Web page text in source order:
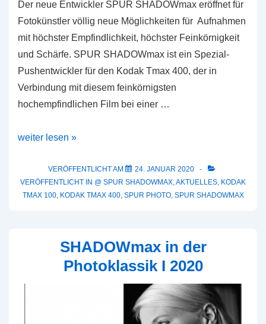
Der neue Entwickler SPUR SHADOWmax eröffnet für
Fotokünstler völlig neue Möglichkeiten für Aufnahmen
mit höchster Empfindlichkeit, höchster Feinkörnigkeit
und Schärfe. SPUR SHADOWmax ist ein Spezial-
Pushentwickler für den Kodak Tmax 400, der in
Verbindung mit diesem feinkörnigsten
hochempfindlichen Film bei einer …
SPUR
weiter lesen »
VERÖFFENTLICHT AM
24. JANUAR 2020
VERÖFFENTLICHT IN @ SPUR SHADOWMAX,AKTUELLES, KODAK
TMAX 100, KODAK TMAX 400, SPUR PHOTO, SPUR SHADOWMAX
SHADOWmax in der
Photoklassik I 2020